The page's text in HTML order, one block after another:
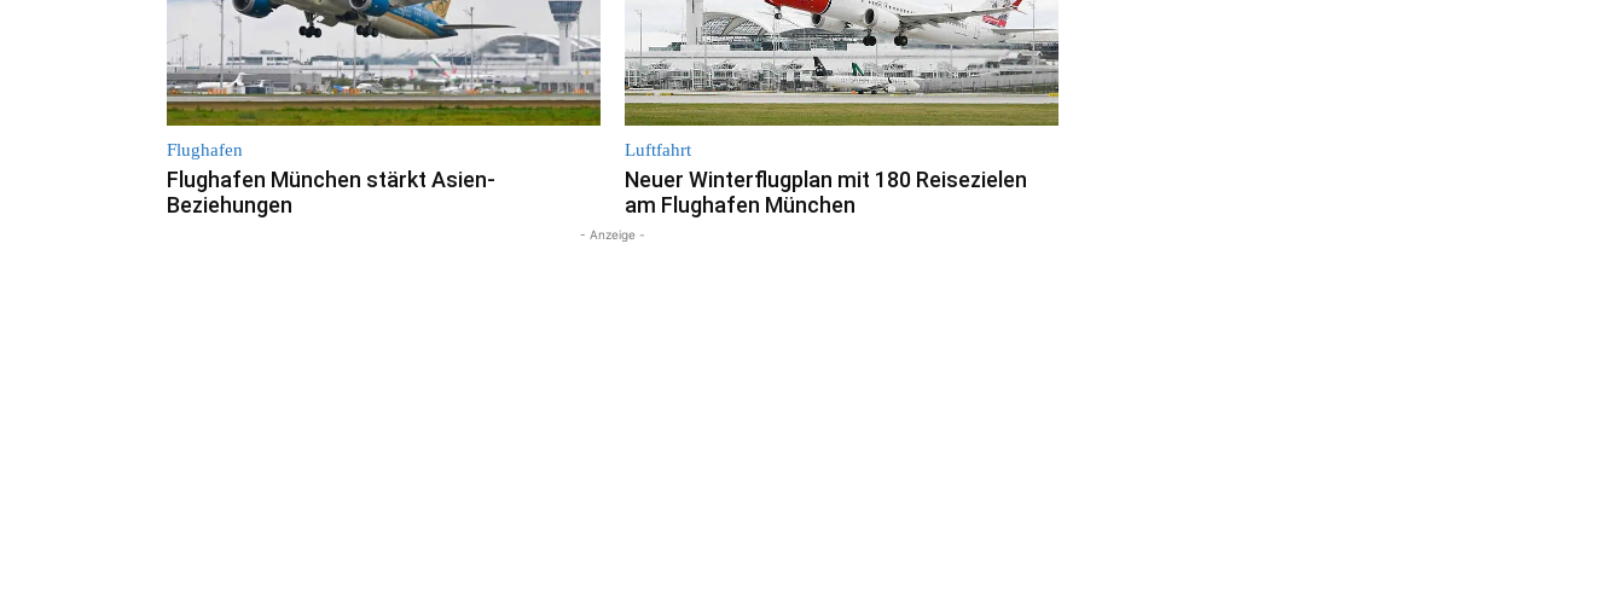
Flughafen
Flughafen München stärkt Asien-
Beziehungen
Luftfahrt
Neuer Winterflugplan mit 180 Reisezielen
am Flughafen München
- Anzeige -